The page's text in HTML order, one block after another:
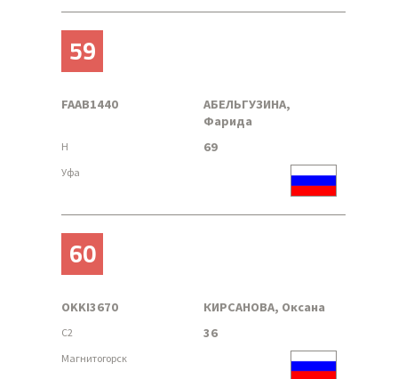
59
FAAB1440
АБЕЛЬГУЗИНА,
Фарида
H 69
Уфа
60
OKKI3670 КИРСАНОВА, Оксана
C2 36
Магнитогорск